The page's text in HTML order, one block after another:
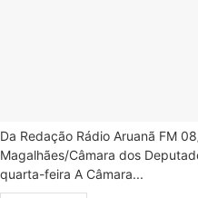
Da Redação Rádio Aruanã FM
Magalhães/Câmara dos
quarta-feira A Câmara...